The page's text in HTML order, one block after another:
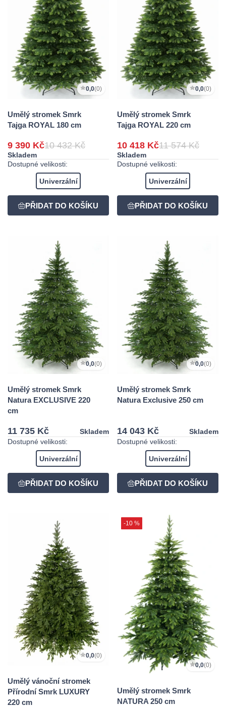
0,0(0)
Umělý stromek Smrk
Tajga ROYAL 180 cm
9 390 Kč10 432 Kč
Skladem
Dostupné velikosti:
Univerzální
0,0(0)
Umělý stromek Smrk
Tajga ROYAL 220 cm
10 418 Kč11 574 Kč
Skladem
Dostupné velikosti:
Univerzální
0,0(0)
Umělý stromek Smrk
Natura EXCLUSIVE 220
cm
11 735 Kč
Skladem
Dostupné velikosti:
Univerzální
0,0(0)
Umělý stromek Smrk
Natura Exclusive 250 cm
14 043 Kč
Skladem
Dostupné velikosti:
Univerzální
0,0(0)
Umělý vánoční stromek
Přírodní Smrk LUXURY
220 cm
-10 %
0,0(0)
Umělý stromek Smrk
NATURA 250 cm